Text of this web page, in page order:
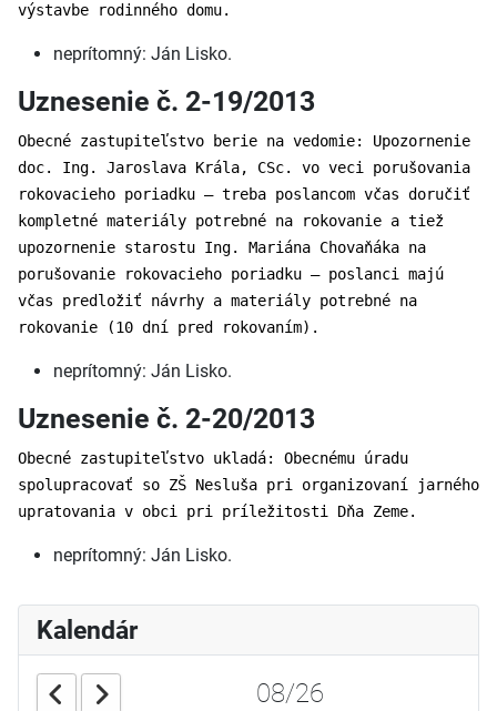
výstavbe rodinného domu.
neprítomný: Ján Lisko.
Uznesenie č. 2-19/2013
Obecné zastupiteľstvo berie na vedomie: Upozornenie
doc. Ing. Jaroslava Krála, CSc. vo veci porušovania
rokovacieho poriadku – treba poslancom včas doručiť
kompletné materiály potrebné na rokovanie a tiež
upozornenie starostu Ing. Mariána Chovaňáka na
porušovanie rokovacieho poriadku – poslanci majú
včas predložiť návrhy a materiály potrebné na
rokovanie (10 dní pred rokovaním).
neprítomný: Ján Lisko.
Uznesenie č. 2-20/2013
Obecné zastupiteľstvo ukladá: Obecnému úradu
spolupracovať so ZŠ Nesluša pri organizovaní jarného
upratovania v obci pri príležitosti Dňa Zeme.
neprítomný: Ján Lisko.
Kalendár
08/26